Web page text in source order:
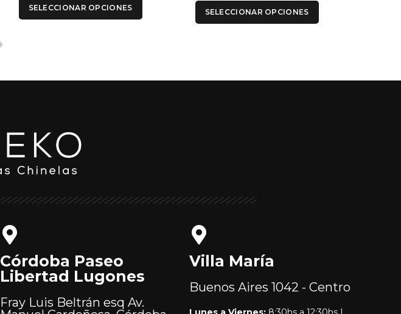
SELECCIONAR OPCIONES SELECCIONAR OPCIONES
Córdoba Paseo
Libertad Lugones
Fray Luis Beltrán esq Av.
Villa María
Buenos Aires 1042 - Centro